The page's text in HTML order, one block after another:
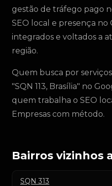
gestão de tráfego pago
SEO local e presença no
integrados e voltados a
região.
Quem busca por
"SQN 113, Brasília" no
quem trabalha o SEO
Empresas com método.
Bairros vizinhos
SQN 313